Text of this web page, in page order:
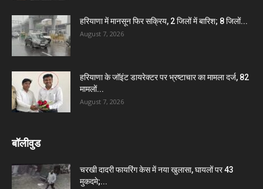
हरियाणा में मानसून फिर सक्रिय, 2 जिलों में बारिश; 8 जिलों...
August 7, 2026
हरियाणा के जॉइंट डायरेक्टर पर भ्रष्टाचार का मामला दर्ज, 82
मामलों...
August 7, 2026
बॉलीवुड
चरखी दादरी फायरिंग केस में नया खुलासा, घायलों पर 43
मुकदमे;...